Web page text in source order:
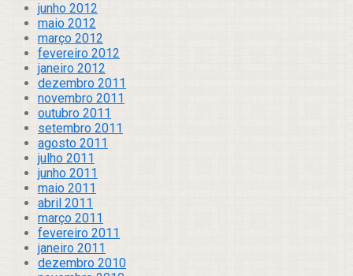
junho 2012
maio 2012
março 2012
fevereiro 2012
janeiro 2012
dezembro 2011
novembro 2011
outubro 2011
setembro 2011
agosto 2011
julho 2011
junho 2011
maio 2011
abril 2011
março 2011
fevereiro 2011
janeiro 2011
dezembro 2010